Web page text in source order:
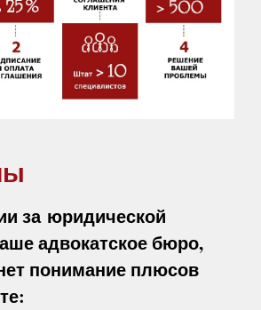
за юридической
адвокатское бюро,
понимание плюсов